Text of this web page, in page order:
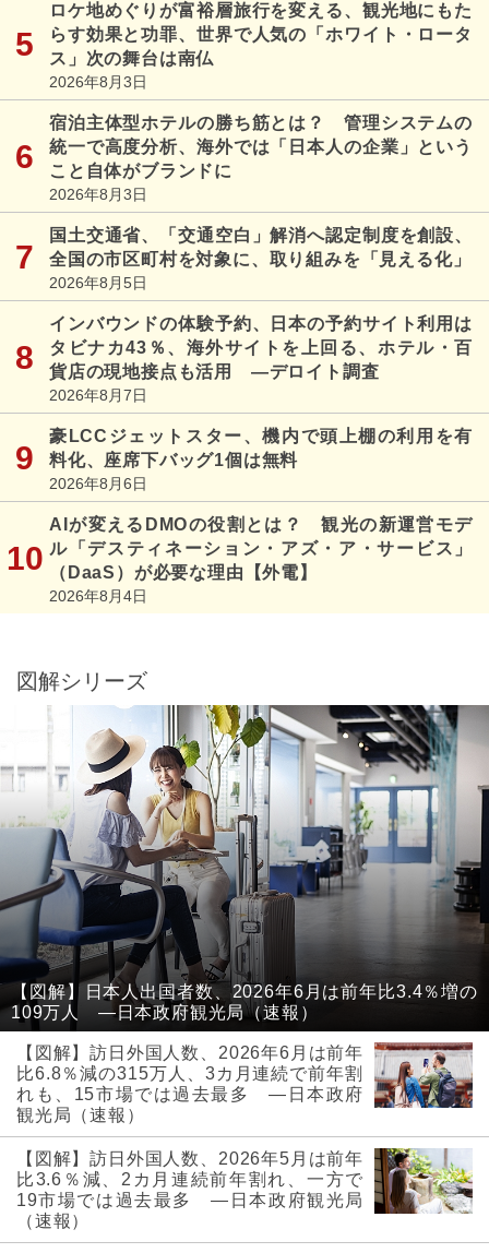
ロケ地めぐりが富裕層旅行を変える、観光地にもた
らす効果と功罪、世界で人気の「ホワイト・ロータ
ス」次の舞台は南仏
2026年8月3日
宿泊主体型ホテルの勝ち筋とは？ 管理システムの
統一で高度分析、海外では「日本人の企業」という
こと自体がブランドに
2026年8月3日
国土交通省、「交通空白」解消へ認定制度を創設、
全国の市区町村を対象に、取り組みを「見える化」
2026年8月5日
インバウンドの体験予約、日本の予約サイト利用は
タビナカ43％、海外サイトを上回る、ホテル・百
貨店の現地接点も活用 ―デロイト調査
2026年8月7日
豪LCCジェットスター、機内で頭上棚の利用を有
料化、座席下バッグ1個は無料
2026年8月6日
AIが変えるDMOの役割とは？ 観光の新運営モデ
ル「デスティネーション・アズ・ア・サービス」
（DaaS）が必要な理由【外電】
2026年8月4日
図解シリーズ
【図解】日本人出国者数、2026年6月は前年比3.4％増の
109万人 ―日本政府観光局（速報）
【図解】訪日外国人数、2026年6月は前年
比6.8％減の315万人、3カ月連続で前年割
れも、15市場では過去最多 ―日本政府
観光局（速報）
【図解】訪日外国人数、2026年5月は前年
比3.6％減、2カ月連続前年割れ、一方で
19市場では過去最多 ―日本政府観光局
（速報）